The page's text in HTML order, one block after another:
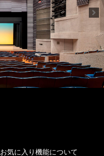
お気に入り機能について